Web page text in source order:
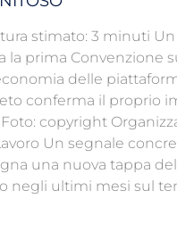
stimato: 3 minuti Un
la prima Convenzione
delle
conferma il proprio
copyright
Un segnale
una nuova tappa del
negli ultimi mesi sul